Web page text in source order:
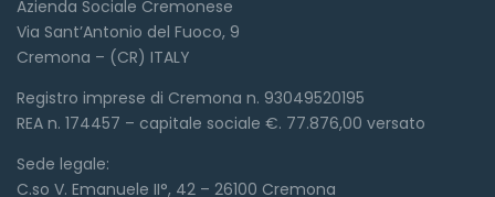
Azienda Sociale Cremonese
Via Sant’Antonio del Fuoco, 9
Cremona – (CR) ITALY
Registro imprese di Cremona n. 93049520195
REA n. 174457 – capitale sociale €. 77.876,00 versato
Sede legale:
C.so V. Emanuele II°, 42 – 26100 Cremona